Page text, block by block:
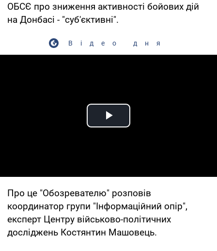
ОБСЄ про зниження активності бойових дій
на Донбасі - "суб'єктивні".
Відео дня
Play Video
Про це "Обозревателю" розповів
координатор групи "Інформаційний опір",
експерт Центру військово-політичних
досліджень Костянтин Машовець.